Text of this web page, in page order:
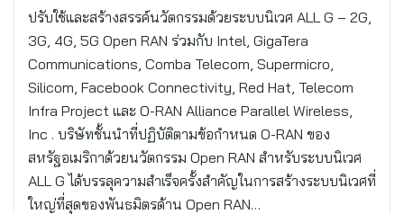
ปรับใช้และสร้างสรรค์นวัตกรรมด้วยระบบนิเวศ ALL G – 2G,
3G, 4G, 5G Open RAN ร่วมกับ Intel, GigaTera
Communications, Comba Telecom, Supermicro,
Silicom, Facebook Connectivity, Red Hat, Telecom
Infra Project และ O-RAN Alliance Parallel Wireless,
Inc . บริษัทชั้นนำที่ปฏิบัติตามข้อกำหนด O-RAN ของ
สหรัฐอเมริกาด้วยนวัตกรรม Open RAN สำหรับระบบนิเวศ
ALL G ได้บรรลุความสำเร็จครั้งสำคัญในการสร้างระบบนิเวศที่
ใหญ่ที่สุดของพันธมิตรด้าน Open RAN…